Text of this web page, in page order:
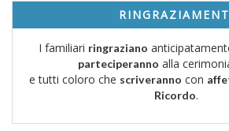
I familiari ringraziano
parteciperanno alla
e tutti coloro che scriveranno con
Ricordo.